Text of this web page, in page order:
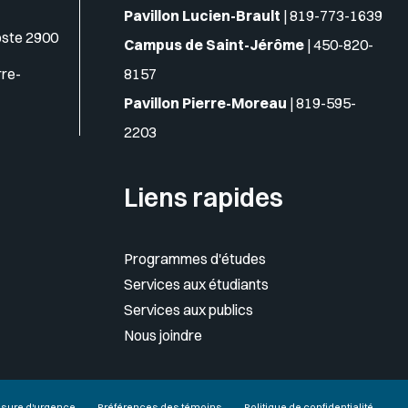
2900
Pavillon Lucien-Brault |819-773-1639
Campus de Saint-Jérôme |450-820-
8157
Pavillon Pierre-Moreau |819-595-
2203
Liens rapides
Programmes d'études
Services aux étudiants
Services aux publics
Nous joindre